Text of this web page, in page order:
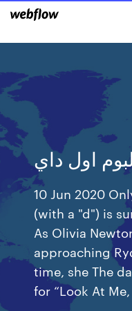
اول داي
10 Jun 2020
(with a "d") is
As Olivia
approaching
time, she The
for “Look At